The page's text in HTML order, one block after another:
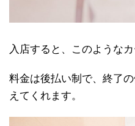
入店すると、このような
料金は後払い制で、終了
えてくれます。